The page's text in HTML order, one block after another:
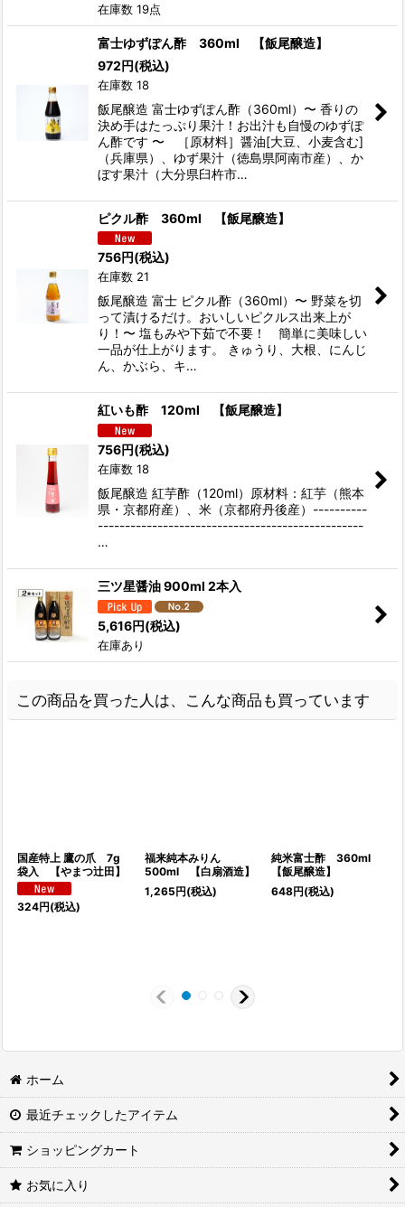
在庫数 19点
富士ゆずぽん酢 360ml 【飯尾醸造】
972円(税込)
在庫数 18
飯尾醸造 富士ゆずぽん酢（360ml）〜 香りの
決め手はたっぷり果汁！お出汁も自慢のゆずぽ
ん酢です 〜 ［原材料］醤油[大豆、小麦含む]
（兵庫県）、ゆず果汁（徳島県阿南市産）、か
ぼす果汁（大分県臼杵市…
ピクル酢 360ml 【飯尾醸造】
756円(税込)
在庫数 21
飯尾醸造 富士 ピクル酢（360ml）〜 野菜を切
って漬けるだけ。おいしいピクルス出来上が
り！〜 塩もみや下茹で不要！ 簡単に美味しい
一品が仕上がります。 きゅうり、大根、にんじ
ん、かぶら、キ…
紅いも酢 120ml 【飯尾醸造】
756円(税込)
在庫数 18
飯尾醸造 紅芋酢（120ml）原材料：紅芋（熊本
県・京都府産）、米（京都府丹後産）----------
-------------------------------------------------
…
三ツ星醤油 900ml 2本入
5,616円(税込)
在庫あり
この商品を買った人は、こんな商品も買っています
国産特上 鷹の爪 7g
袋入 【やまつ辻田】
324円(税込)
福来純本みりん
500ml 【白扇酒造】
1,265円(税込)
純米富士酢 360ml
【飯尾醸造】
648円(税込)
ホーム
最近チェックしたアイテム
ショッピングカート
お気に入り